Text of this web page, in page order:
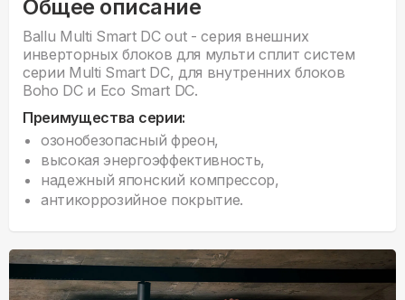
Общее описание
Ballu Multi Smart DC out - серия внешних
инверторных блоков для мульти сплит систем
серии Multi Smart DC, для внутренних блоков
Boho DC и Eco Smart DC.
Преимущества серии:
озонобезопасный фреон,
высокая энергоэффективность,
надежный японский компрессор,
антикоррозийное покрытие.